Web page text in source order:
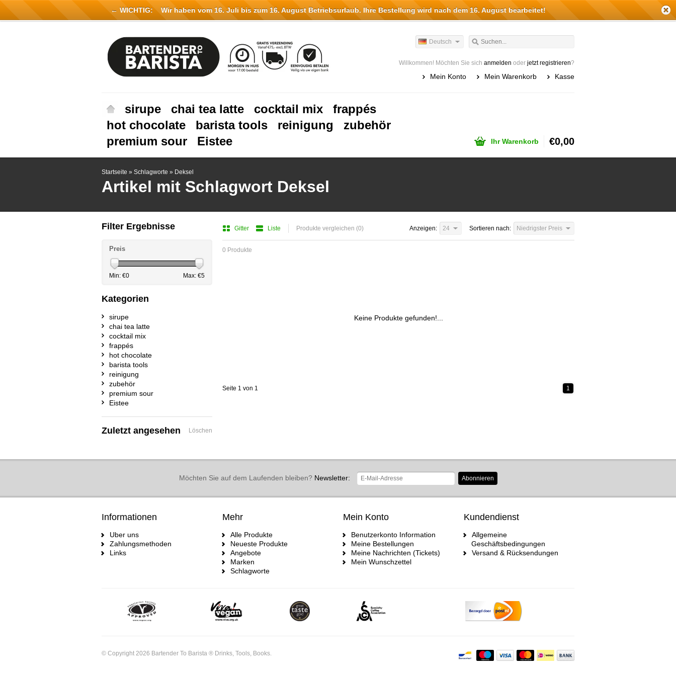
Deutsch
Willkommen! Möchten Sie sich anmelden oder jetzt registrieren?
Mein Konto Mein Warenkorb Kasse
sirupe chai tea latte cocktail mix
frappés
hot chocolate
barista tools reinigung
zubehör
premium sour
Eistee Ihr Warenkorb €0,00
Startseite » Schlagworte » Deksel
Artikel mit Schlagwort Deksel
Gitter Liste Produkte vergleichen (0) Sortieren nach: Niedrigster Preis
Anzeigen: 24
0 Produkte
Keine Produkte gefunden!...
Seite 1 von 1 1
Filter Ergebnisse
Preis
Min: €0 Max: €5
Kategorien
sirupe
chai tea latte
cocktail mix
frappés
hot chocolate
barista tools
reinigung
zubehör
premium sour
Eistee
Zuletzt angesehen Löschen
Möchten Sie auf dem Laufenden bleiben?Newsletter: Abonnieren
Informationen
Uber uns
Zahlungsmethoden
Links
Mehr
Alle Produkte
Neueste Produkte
Angebote
Marken
Schlagworte
Mein Konto
Benutzerkonto Information
Meine Bestellungen
Meine Nachrichten (Tickets)
Mein Wunschzettel
Kundendienst
Allgemeine
Geschäftsbedingungen
Versand & Rücksendungen
© Copyright 2026 Bartender To Barista ® Drinks, Tools, Books.
← WICHTIG:Wir haben vom 16. Juli bis zum 16. August Betriebsurlaub. Ihre Bestellung wird nach dem 16. August bearbeitet!